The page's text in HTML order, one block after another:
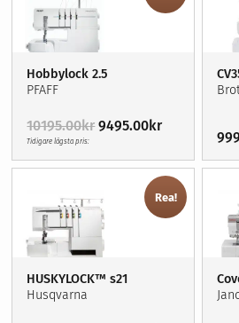
Hobbylock 2.5
PFAFF
10195.00krDet
priset
10195.00kr.
9495.00krDet
nuvarande
priset
är:
9495.00kr.
Tidigare lägsta pris:
Rea!
HUSKYLOCK™ s21
Husqvarna